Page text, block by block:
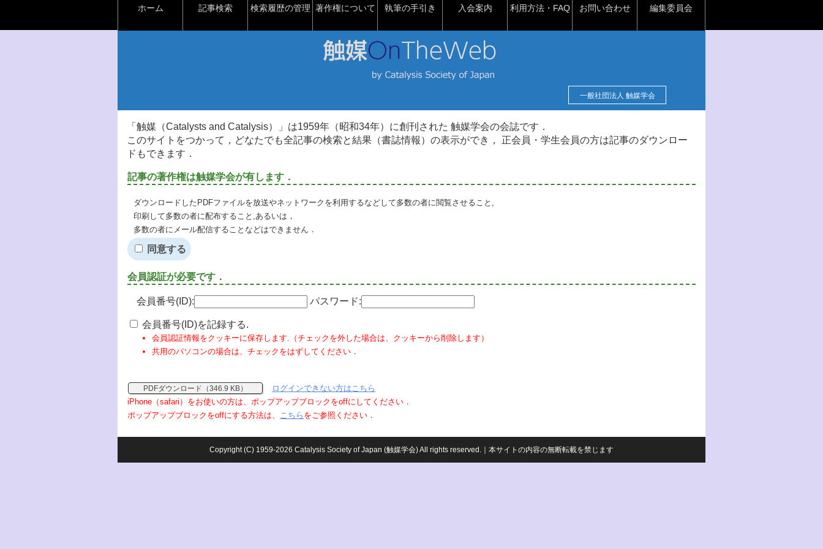
ホーム 記事検索 検索履歴の管理 著作権について 執筆の手引き 入会案内 利用方法・FAQ お問い合わせ 編集委員会
一般社団法人 触媒学会
「触媒（Catalysts and Catalysis）」は1959年（昭和34年）に創刊された 触媒学会の会誌です．
このサイトをつかって，どなたでも全記事の検索と結果（書誌情報）の表示ができ， 正会員・学生会員の方は記事のダウンロー
ドもできます．
記事の著作権は触媒学会が有します．
ダウンロードしたPDFファイルを放送やネットワークを利用するなどして多数の者に閲覧させること,
印刷して多数の者に配布すること,あるいは，
多数の者にメール配信することなどはできません．
同意する
会員認証が必要です．
会員番号(ID): パスワード:
会員番号(ID)を記録する.
会員認証情報をクッキーに保存します.（チェックを外した場合は、クッキーから削除します）
共用のパソコンの場合は、チェックをはずしてください．
PDFダウンロード（346.9 KB）
ログインできない方はこちら
iPhone（safari）をお使いの方は、ポップアップブロックをoffにしてください．
ポップアップブロックをoffにする方法は、 こちら をご参照ください．
Copyright (C) 1959-2026 Catalysis Society of Japan (触媒学会) All rights reserved.｜本サイトの内容の無断転載を禁じます